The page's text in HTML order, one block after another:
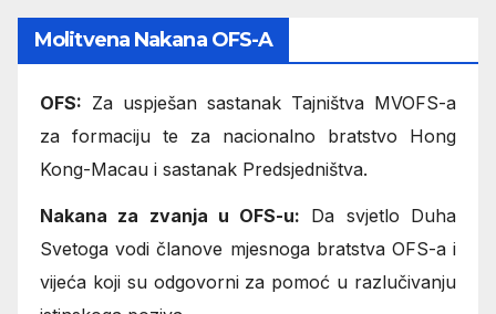
Molitvena Nakana OFS-A
OFS: Za uspješan sastanak Tajništva MVOFS-a
za formaciju te za nacionalno bratstvo Hong
Kong-Macau i sastanak Predsjedništva.
Nakana za zvanja u OFS-u: Da svjetlo Duha
Svetoga vodi članove mjesnoga bratstva OFS-a i
vijeća koji su odgovorni za pomoć u razlučivanju